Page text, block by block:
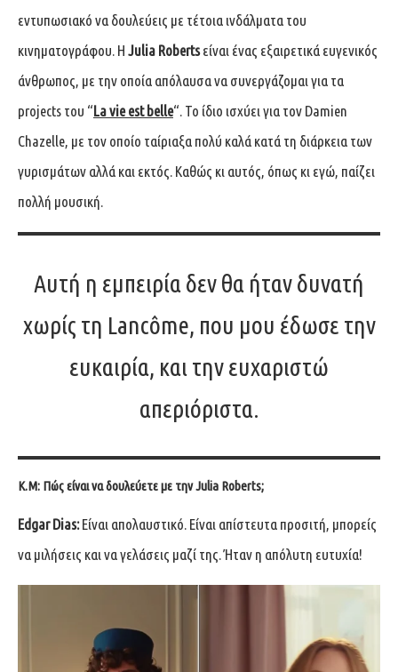
εντυπωσιακό να δουλεύεις με τέτοια ινδάλματα του
κινηματογράφου. Η Julia Robertsείναι ένας εξαιρετικά ευγενικός
άνθρωπος, με την οποία απόλαυσα να συνεργάζομαι για τα
projects του “La vie est belle“. Το ίδιο ισχύει για τον Damien
Chazelle, με τον οποίο ταίριαξα πολύ καλά κατά τη διάρκεια των
γυρισμάτων αλλά και εκτός. Καθώς κι αυτός, όπως κι εγώ, παίζει
πολλή μουσική.
Αυτή η εμπειρία δεν θα ήταν δυνατή
χωρίς τη Lancôme, που μου έδωσε την
ευκαιρία, και την ευχαριστώ
απεριόριστα.
Κ.Μ: Πώς είναι να δουλεύετε με την Julia Roberts;
Edgar Dias:Είναι απολαυστικό. Είναι απίστευτα προσιτή, μπορείς
να μιλήσεις και να γελάσεις μαζί της. Ήταν η απόλυτη ευτυχία!